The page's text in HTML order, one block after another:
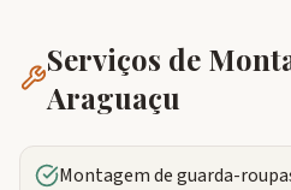
Serviços de
Araguaçu
Montagem de guarda-